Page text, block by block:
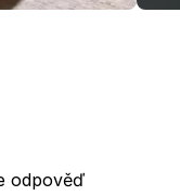
odpověď